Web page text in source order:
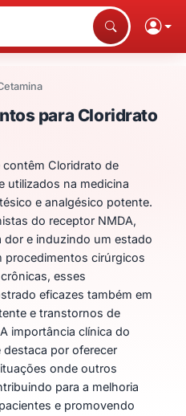
para
para Cloridrato
Cloridrato de
utilizados na medicina
e analgésico potente.
do receptor NMDA,
dor e induzindo um estado
procedimentos cirúrgicos
esses
eficazes também em
e transtornos de
importância clínica do
por oferecer
onde outros
para a melhoria
e promovendo